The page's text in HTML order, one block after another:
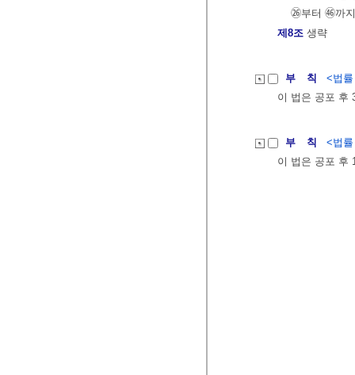
㉖부터 ㊻까
제8조 생략
부 칙
<법
이 법은 공포 후
부 칙
<법
이 법은 공포 후